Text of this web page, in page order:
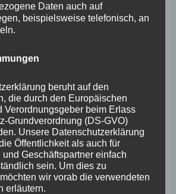
Daten auch auf
beispielsweise telefonisch, an
beruht auf den
die durch den Europäischen
Verordnungsgeber beim Erlass
Grundverordnung (DS-GVO)
Unsere Datenschutzerklärung
Öffentlichkeit als auch für
Geschäftspartner einfach
sein. Um dies zu
wir vorab die verwendeten
erläutern.